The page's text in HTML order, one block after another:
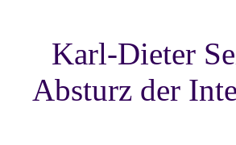
Karl-Dieter
Absturz der